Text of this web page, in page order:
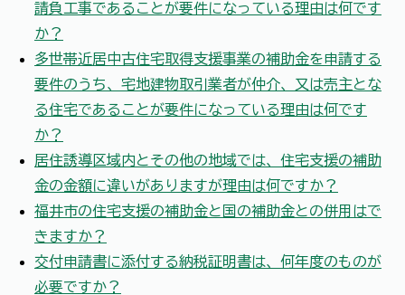
請負工事であることが要件になっている理由は何です
か？
多世帯近居中古住宅取得支援事業の補助金を申請する
要件のうち、宅地建物取引業者が仲介、又は売主とな
る住宅であることが要件になっている理由は何です
か？
居住誘導区域内とその他の地域では、住宅支援の補助
金の金額に違いがありますが理由は何ですか？
福井市の住宅支援の補助金と国の補助金との併用はで
きますか？
交付申請書に添付する納税証明書は、何年度のものが
必要ですか？